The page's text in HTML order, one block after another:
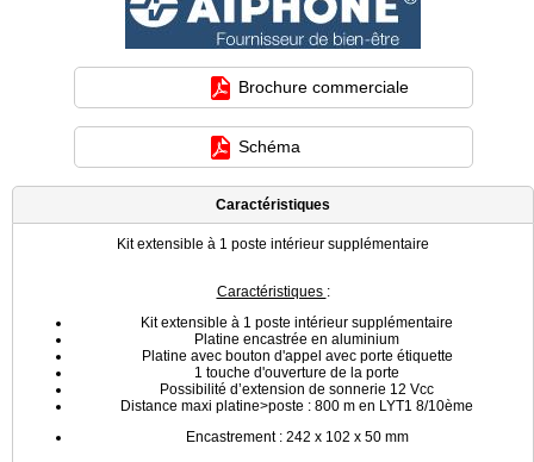
Brochure commerciale
Schéma
Caractéristiques
Kit extensible à 1 poste intérieur supplémentaire
Caractéristiques :
Kit extensible à 1 poste intérieur supplémentaire
Platine encastrée en aluminium
Platine avec bouton d'appel avec porte étiquette
1 touche d'ouverture de la porte
Possibilité d’extension de sonnerie 12 Vcc
Distance maxi platine>poste : 800 m en LYT1 8/10ème
Encastrement : 242 x 102 x 50 mm